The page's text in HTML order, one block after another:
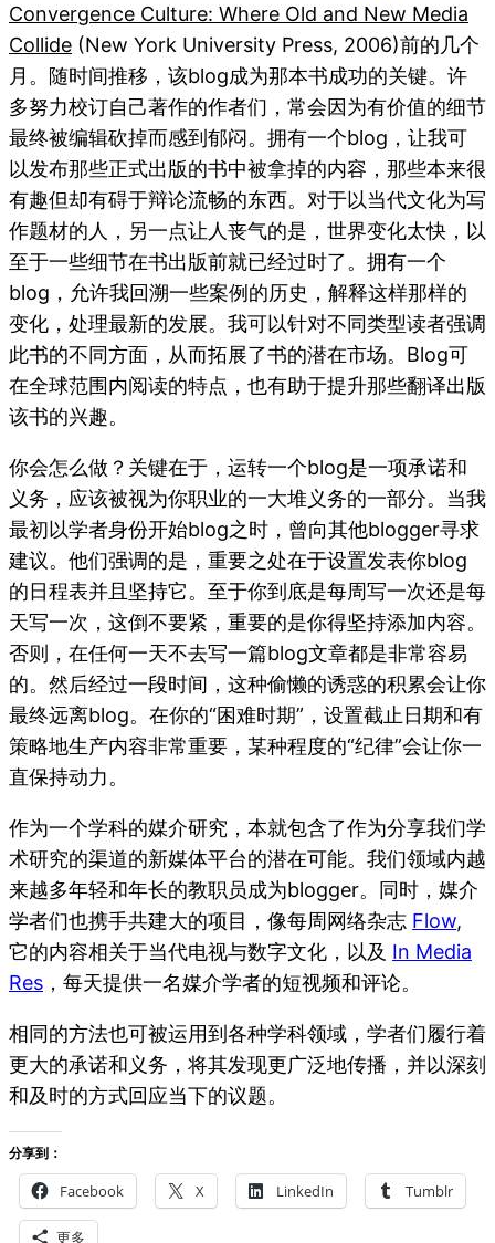
Convergence Culture: Where Old and New Media
Collide (New York University Press, 2006)前的几个
月。随时间推移，该blog成为那本书成功的关键。许
多努力校订自己著作的作者们，常会因为有价值的细节
最终被编辑砍掉而感到郁闷。拥有一个blog，让我可
以发布那些正式出版的书中被拿掉的内容，那些本来很
有趣但却有碍于辩论流畅的东西。对于以当代文化为写
作题材的人，另一点让人丧气的是，世界变化太快，以
至于一些细节在书出版前就已经过时了。拥有一个
blog，允许我回溯一些案例的历史，解释这样那样的
变化，处理最新的发展。我可以针对不同类型读者强调
此书的不同方面，从而拓展了书的潜在市场。Blog可
在全球范围内阅读的特点，也有助于提升那些翻译出版
该书的兴趣。
你会怎么做？关键在于，运转一个blog是一项承诺和
义务，应该被视为你职业的一大堆义务的一部分。当我
最初以学者身份开始blog之时，曾向其他blogger寻求
建议。他们强调的是，重要之处在于设置发表你blog
的日程表并且坚持它。至于你到底是每周写一次还是每
天写一次，这倒不要紧，重要的是你得坚持添加内容。
否则，在任何一天不去写一篇blog文章都是非常容易
的。然后经过一段时间，这种偷懒的诱惑的积累会让你
最终远离blog。在你的“困难时期”，设置截止日期和有
策略地生产内容非常重要，某种程度的“纪律”会让你一
直保持动力。
作为一个学科的媒介研究，本就包含了作为分享我们学
术研究的渠道的新媒体平台的潜在可能。我们领域内越
来越多年轻和年长的教职员成为blogger。同时，媒介
学者们也携手共建大的项目，像每周网络杂志 Flow,
它的内容相关于当代电视与数字文化，以及 In Media
Res ，每天提供一名媒介学者的短视频和评论。
相同的方法也可被运用到各种学科领域，学者们履行着
更大的承诺和义务，将其发现更广泛地传播，并以深刻
和及时的方式回应当下的议题。
分享到：
Facebook X LinkedIn Tumblr
更多